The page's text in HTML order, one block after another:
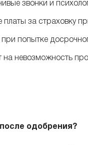
звонки и
за страховку
попытке
на невозможность
одобрения?